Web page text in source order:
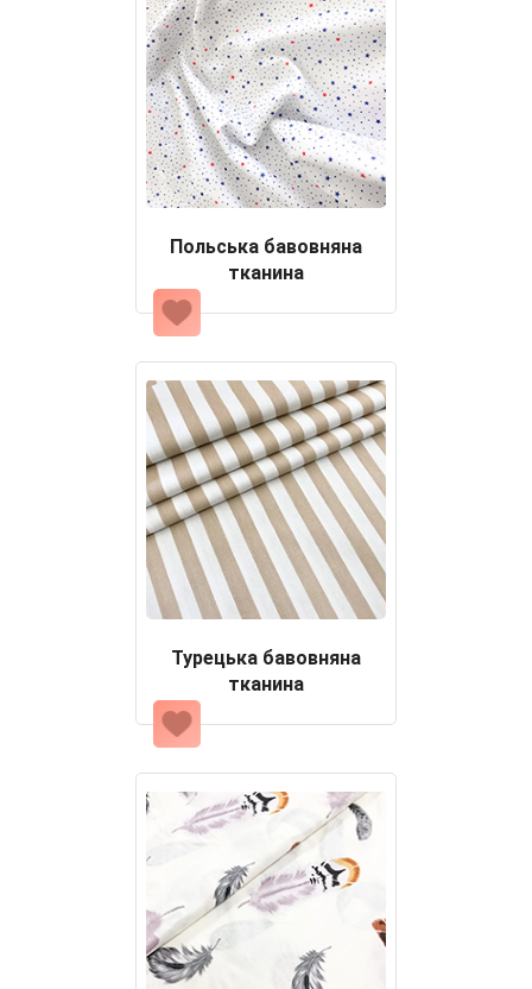
Польська бавовняна
тканина
Турецька бавовняна
тканина